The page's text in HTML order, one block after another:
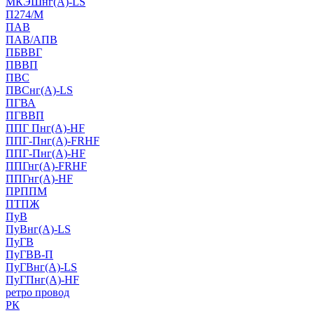
П274/М
ПАВ
ПАВ/АПВ
ПБВВГ
ПВВП
ПВС
ПВСнг(А)-LS
ПГВА
ПГВВП
ППГ Пнг(А)-HF
ППГ-Пнг(А)-FRHF
ППГ-Пнг(А)-HF
ППГнг(А)-FRHF
ППГнг(А)-HF
ПРППМ
ПТПЖ
ПуВ
ПуВнг(А)-LS
ПуГВ
ПуГВВ-П
ПуГВнг(А)-LS
ПуГПнг(А)-HF
ретро провод
РК